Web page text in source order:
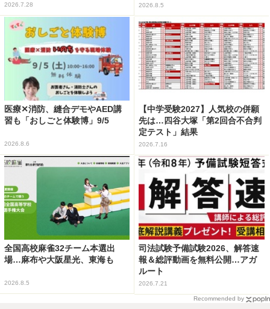
2026.7.28 2026.8.5
医療✕消防、縫合デモやAED講
習も「おしごと体験博」9/5
2026.8.6
【中学受験2027】人気校の併願
先は…四谷大塚「第2回合不合判
定テスト」結果
2026.7.16
全国高校麻雀32チーム本選出
場…麻布や大阪星光、東海も
2026.8.5
司法試験予備試験2026、解答速
報＆総評動画を無料公開…アガ
ルート
2026.7.21
Recommended by